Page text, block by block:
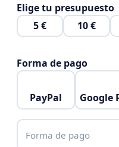
Elige tu presupuesto
5 €
10 €
Forma de pago
PayPal Google
Forma de pago